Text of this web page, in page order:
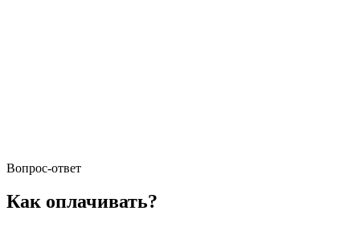
Вопрос-ответ
Как оплачивать?